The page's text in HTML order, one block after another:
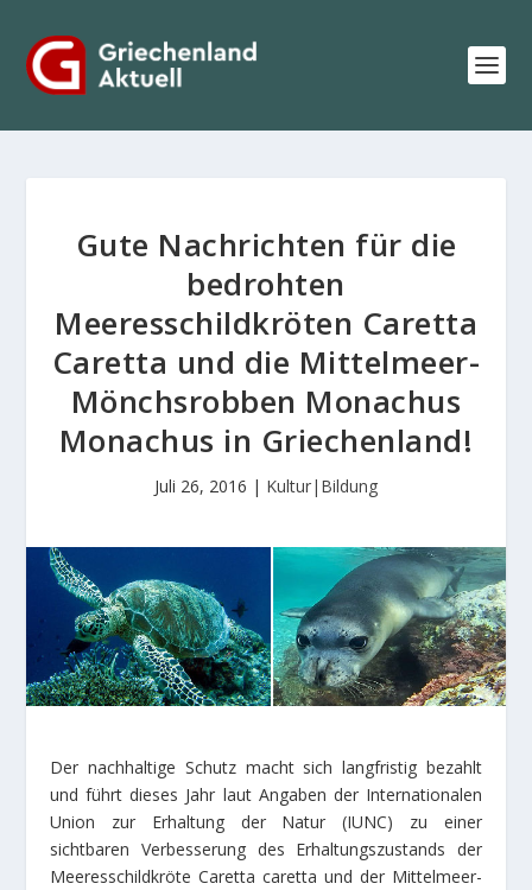
Gute Nachrichten für die
bedrohten
Meeresschildkröten Caretta
Caretta und die Mittelmeer-
Mönchsrobben Monachus
Monachus in Griechenland!
Juli 26, 2016 | Kultur|Bildung
Der nachhaltige Schutz macht sich langfristig bezahlt
und führt dieses Jahr laut Angaben der Internationalen
Union zur Erhaltung der Natur (IUNC) zu einer
sichtbaren Verbesserung des Erhaltungszustands der
Meeresschildkröte Caretta caretta und der Mittelmeer-